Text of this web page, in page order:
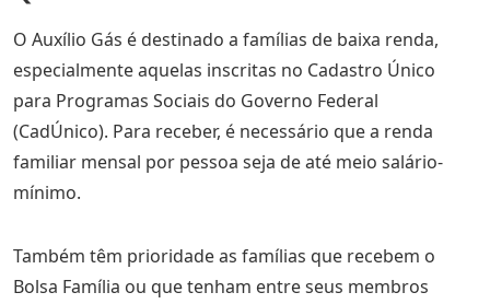
O Auxílio Gás é destinado a famílias de baixa renda,
especialmente aquelas inscritas no Cadastro Único
para Programas Sociais do Governo Federal
(CadÚnico). Para receber, é necessário que a renda
familiar mensal por pessoa seja de até meio salário-
mínimo.
Também têm prioridade as famílias que recebem o
Bolsa Família ou que tenham entre seus membros